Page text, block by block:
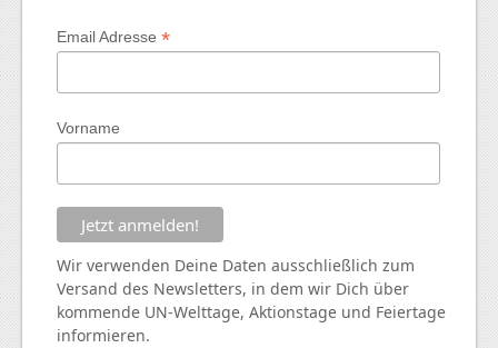
Email Adresse*
Vorname
Wir verwenden Deine Daten ausschließlich zum
Versand des Newsletters, in dem wir Dich über
kommende UN-Welttage, Aktionstage und Feiertage
informieren.